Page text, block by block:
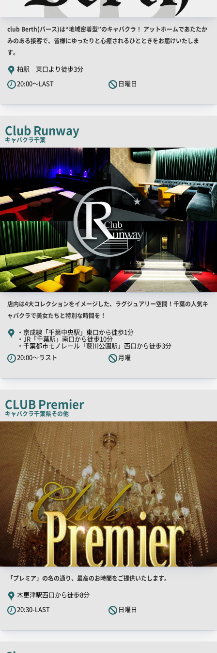
店
舗
PR
キ
ャ
ッ
ー
club Berth(バース)は“地域密着型”のキャバクラ！ アットホームであたたか
みのある接客で、皆様にゆったりと心癒されるひとときをお届けいたしま
す。
柏駅 東口より徒歩3分
20:00～LAST
日曜日
Club Runway
キャバクラ千葉
店
舗
PR
画
像
店
舗
PR
キ
ッ
ー
店内は4大コレクションをイメージした、ラグジュアリー空間！千葉の人気キ
ャバクラで美女たちと特別な時間を！
・京成線「千葉中央駅」東口から徒歩1分
・JR「千葉駅」南口から徒歩10分
・千葉都市モノレール「葭川公園駅」西口から徒歩3分
20:00～ラスト
月曜
CLUB Premier
キャバクラ千葉県その他
店
舗
画
店
舗
PR
キ
「プレミア」の名の通り、最高のお時間をご提供いたします。
木更津駅西口から徒歩8分
20:30-LAST
日曜日